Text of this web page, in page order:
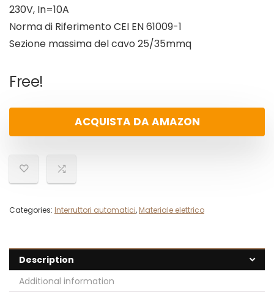
230V, In=10A
Norma di Riferimento CEI EN 61009-1
Sezione massima del cavo 25/35mmq
Free!
ACQUISTA DA AMAZON
Categories: Interruttori automatici, Materiale elettrico
Description
Additional information